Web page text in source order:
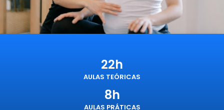
22h
AULAS TEÓRICAS
8h
AULAS PRÁTICAS